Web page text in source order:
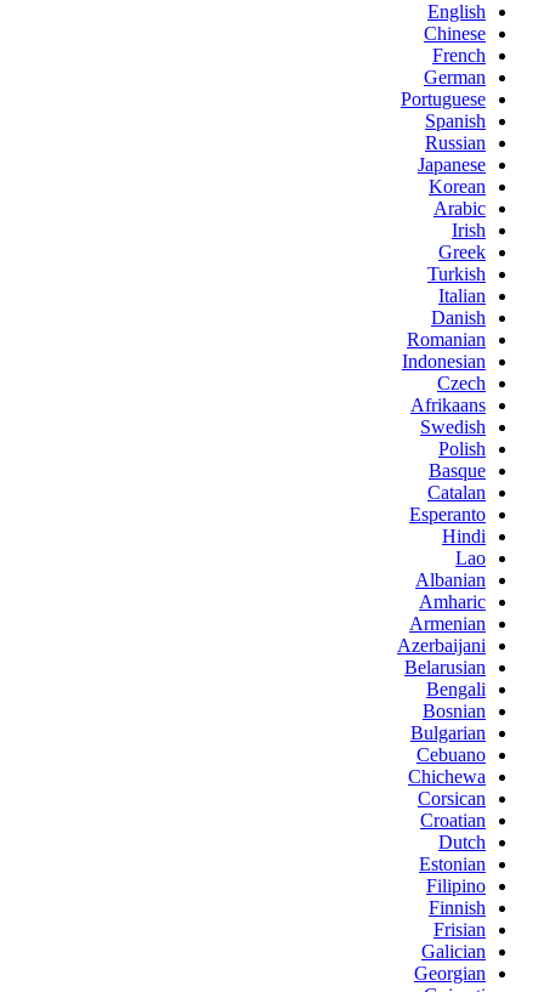
English
Chinese
French
German
Portuguese
Spanish
Russian
Japanese
Korean
Arabic
Irish
Greek
Turkish
Italian
Danish
Romanian
Indonesian
Czech
Afrikaans
Swedish
Polish
Basque
Catalan
Esperanto
Hindi
Lao
Albanian
Amharic
Armenian
Azerbaijani
Belarusian
Bengali
Bosnian
Bulgarian
Cebuano
Chichewa
Corsican
Croatian
Dutch
Estonian
Filipino
Finnish
Frisian
Galician
Georgian